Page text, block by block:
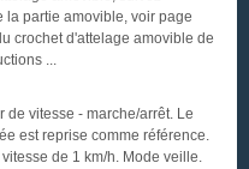
la partie amovible, voir page
crochet d'attelage amovible de
...
de vitesse - marche/arrêt. Le
est reprise comme référence.
de 1 km/h. Mode veille.